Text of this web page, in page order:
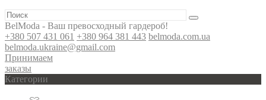
BelModa - Ваш превосходный гардероб!
+380 507 431 061 +380 964 381 443 belmoda.com.ua
belmoda.ukraine@gmail.com
Принимаем
заказы
Категории